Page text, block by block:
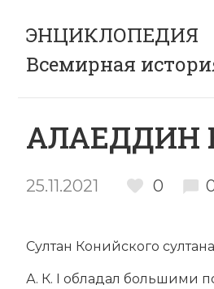
ЭНЦИКЛОПЕДИЯ
Всемирная
АЛАЕДДИН
25.11.2021 0
Султан Конийского
А. К. I обладал большими